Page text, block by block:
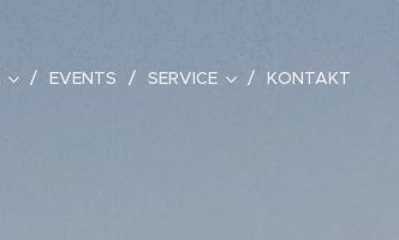
EVENTS SERVICE KONTAKT